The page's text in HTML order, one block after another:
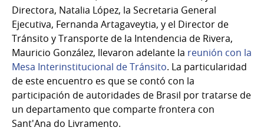
Directora, Natalia López, la Secretaria General
Ejecutiva, Fernanda Artagaveytia, y el Director de
Tránsito y Transporte de la Intendencia de Rivera,
Mauricio González, llevaron adelante la reunión con la
Mesa Interinstitucional de Tránsito. La particularidad
de este encuentro es que se contó con la
participación de autoridades de Brasil por tratarse de
un departamento que comparte frontera con
Sant'Ana do Livramento.